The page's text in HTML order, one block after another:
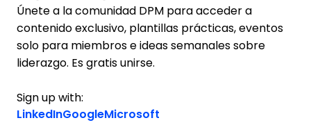
Únete a la comunidad DPM para acceder a
contenido exclusivo, plantillas prácticas, eventos
solo para miembros e ideas semanales sobre
liderazgo. Es gratis unirse.
Sign up with:
LinkedInGoogleMicrosoft